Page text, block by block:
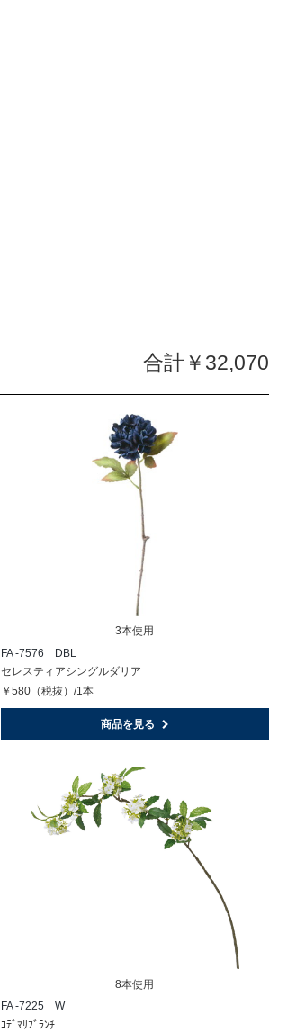
合計￥32,070
3本使用
FA -7576 DBL
セレスティアシングルダリア
￥580（税抜）/1本
商品を見る
8本使用
FA -7225 W
ｺﾃﾞﾏﾘﾌﾞﾗﾝﾁ